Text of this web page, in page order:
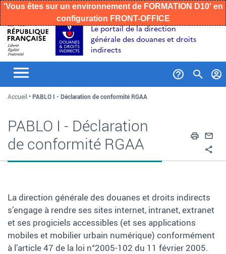
Aller
au
contenu
Aller
recherche
Aller
au
menu
'Vous êtes sur un environnement de FORMATION D10' en
configuration FRONT-OFFICE
Le portail de la direction
générale des douanes et droits
indirects
Accueil PABLO I - Déclaration de conformité RGAA
PABLO I - Déclaration
de conformité RGAA
La direction générale des douanes et droits indirects
s’engage à rendre ses sites internet, intranet, extranet
et ses progiciels accessibles (et ses applications
mobiles et mobilier urbain numérique) conformément
à l’article47 de la loi n°2005-102 du 11 février 2005.